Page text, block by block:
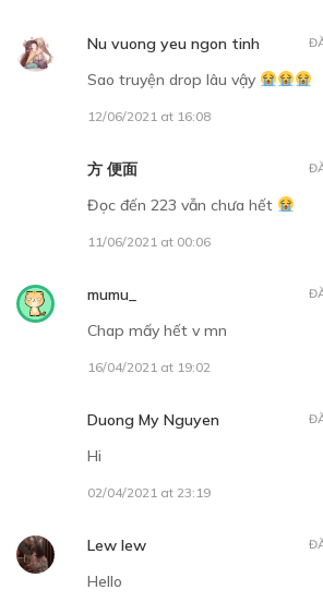
CHƯƠNG 8
Lễ thiếu nữ
CHƯƠNG 9
Thế giới của đàn ông
Nu vuong yeu ngon tinh
Sao truyện drop lâu vậy
12/06/2021 at 16:08
方 便面
Đọc đến 223 vẫn chưa hết
11/06/2021 at 00:06
mumu_
Chap mấy hết v mn
16/04/2021 at 19:02
Duong My Nguyen
Hi
02/04/2021 at 23:19
Lew lew
Hello